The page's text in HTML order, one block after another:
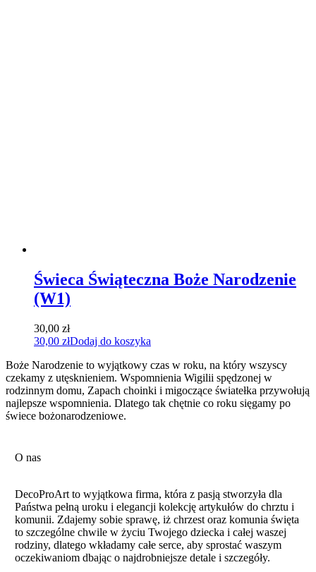
Świeca Świąteczna Boże Narodzenie
(W1)
30,00 zł
30,00 złDodaj do koszyka
Boże Narodzenie to wyjątkowy czas w roku, na który wszyscy
czekamy z utęsknieniem. Wspomnienia Wigilii spędzonej w
rodzinnym domu, Zapach choinki i migoczące światełka przywołują
najlepsze wspomnienia. Dlatego tak chętnie co roku sięgamy po
świece bożonarodzeniowe.
O nas
DecoProArt to wyjątkowa firma, która z pasją stworzyła dla
Państwa pełną uroku i elegancji kolekcję artykułów do chrztu i
komunii. Zdajemy sobie sprawę, iż chrzest oraz komunia święta
to szczególne chwile w życiu Twojego dziecka i całej waszej
rodziny, dlatego wkładamy całe serce, aby sprostać waszym
oczekiwaniom dbając o najdrobniejsze detale i szczegóły.